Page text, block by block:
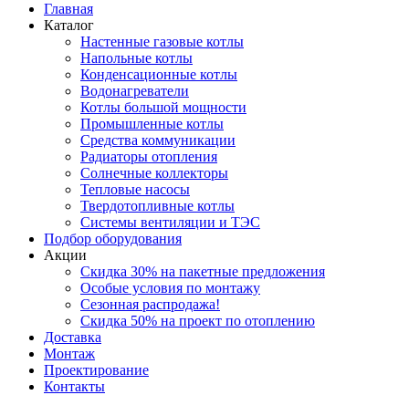
Главная
Каталог
Настенные газовые котлы
Напольные котлы
Конденсационные котлы
Водонагреватели
Котлы большой мощности
Промышленные котлы
Средства коммуникации
Радиаторы отопления
Солнечные коллекторы
Тепловые насосы
Твердотопливные котлы
Системы вентиляции и ТЭС
Подбор оборудования
Акции
Скидка 30% на пакетные предложения
Особые условия по монтажу
Сезонная распродажа!
Скидка 50% на проект по отоплению
Доставка
Монтаж
Проектирование
Контакты